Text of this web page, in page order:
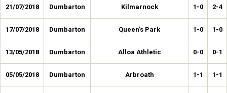
21/07/2018 Dumbarton Kilmarnock 1-0 2-4
17/07/2018 Dumbarton Queen's Park 1-0 1-0
13/05/2018 Dumbarton Alloa Athletic 0-0 0-1
05/05/2018 Dumbarton Arbroath 1-1 1-1